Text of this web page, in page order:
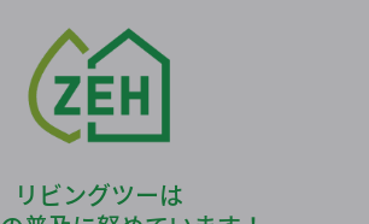
リビングツーは